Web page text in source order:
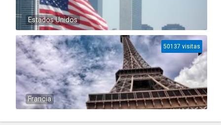
Estados Unidos
Francia
50137 visitas